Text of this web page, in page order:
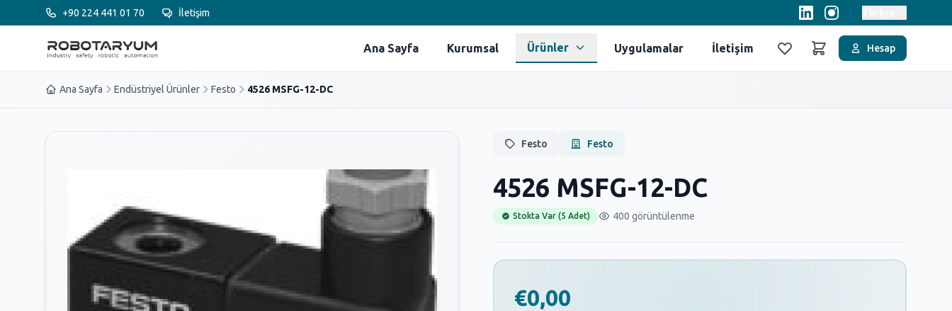
Ana içeriğe geç+90 224 441 01 70 İletişim
Ana Sayfa Kurumsal Ürünler Uygulamalar İletişim
FavorilerSepet
Hesap
Ana Sayfa Endüstriyel Ürünler Festo 4526 MSFG-12-DC
Festo Festo
4526 MSFG-12-DC
Stokta Var (5 Adet) 400 görüntülenme
€0,00